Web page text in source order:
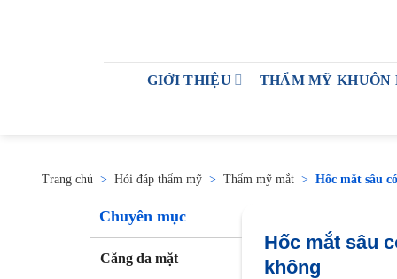
GIỚI THIỆU THẨM MỸ KHUÔN
Trang chủ > Hỏi đáp thẩm mỹ > Thẩm mỹ mắt > Hốc mắt sâu
Chuyên mục
Căng da mặt
Hốc mắt sâu
không